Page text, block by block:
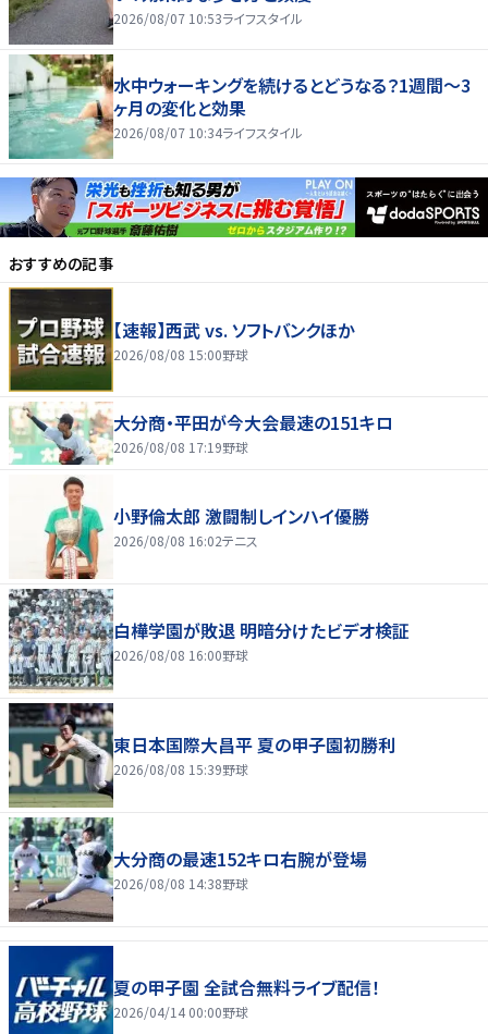
2026/08/07 10:53ライフスタイル
水中ウォーキングを続けるとどうなる？1週間～3
ヶ月の変化と効果
2026/08/07 10:34ライフスタイル
おすすめの記事
【速報】西武 vs. ソフトバンクほか
2026/08/08 15:00野球
大分商・平田が今大会最速の151キロ
2026/08/08 17:19野球
小野倫太郎 激闘制しインハイ優勝
2026/08/08 16:02テニス
白樺学園が敗退 明暗分けたビデオ検証
2026/08/08 16:00野球
東日本国際大昌平 夏の甲子園初勝利
2026/08/08 15:39野球
大分商の最速152キロ右腕が登場
2026/08/08 14:38野球
夏の甲子園 全試合無料ライブ配信！
2026/04/14 00:00野球